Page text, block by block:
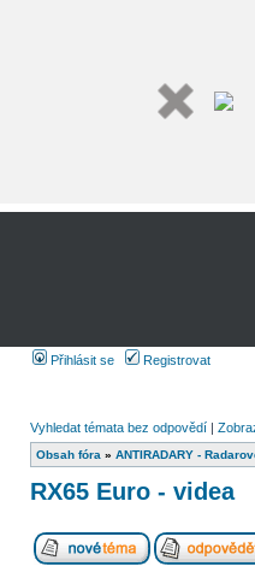
Přihlásit se Registrovat
Vyhledat témata bez odpovědí |
Obsah fóra » ANTIRADARY -
RX65 Euro - videa